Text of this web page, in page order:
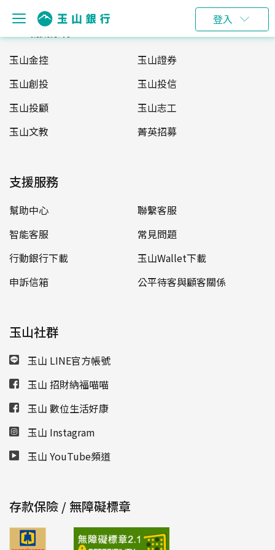
登入
玉山服務網
玉山金控
玉山證券
玉山創投
玉山投信
玉山投顧
玉山志工
玉山文教
菁英招募
支援服務
幫助中心
聯繫客服
智能客服
常見問題
行動銀行下載
玉山Wallet下載
申訴信箱
公平待客與顧客關係
玉山社群
玉山 LINE官方帳號
玉山 招財納福喵喵
玉山 數位生活好康
玉山 Instagram
玉山 YouTube頻道
存款保險 / 無障礙標章